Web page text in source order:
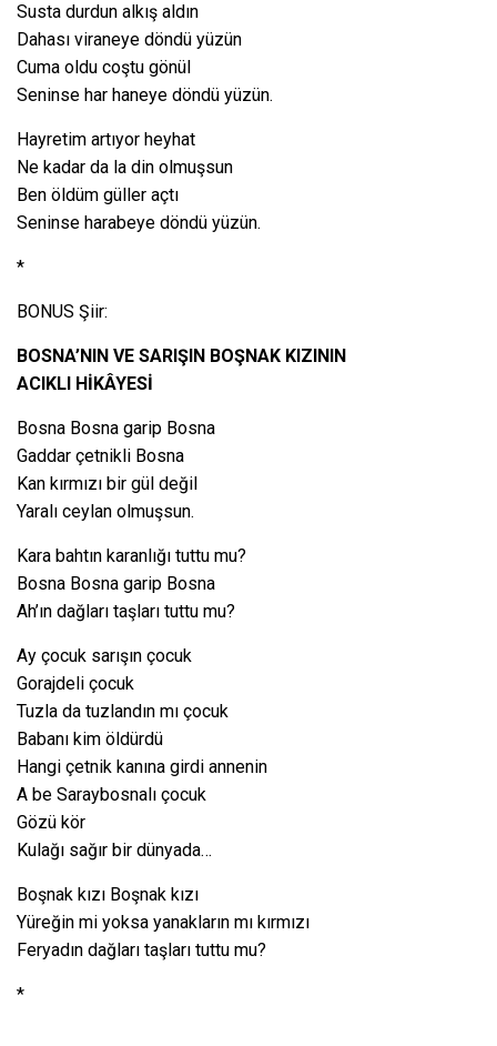
Susta durdun alkış aldın
Dahası viraneye döndü yüzün
Cuma oldu coştu gönül
Seninse har haneye döndü yüzün.
Hayretim artıyor heyhat
Ne kadar da la din olmuşsun
Ben öldüm güller açtı
Seninse harabeye döndü yüzün.
*
BONUS Şiir:
BOSNA’NIN VE SARIŞIN BOŞNAK KIZININ
ACIKLI HİKÂYESİ
Bosna Bosna garip Bosna
Gaddar çetnikli Bosna
Kan kırmızı bir gül değil
Yaralı ceylan olmuşsun.
Kara bahtın karanlığı tuttu mu?
Bosna Bosna garip Bosna
Ah’ın dağları taşları tuttu mu?
Ay çocuk sarışın çocuk
Gorajdeli çocuk
Tuzla da tuzlandın mı çocuk
Babanı kim öldürdü
Hangi çetnik kanına girdi annenin
A be Saraybosnalı çocuk
Gözü kör
Kulağı sağır bir dünyada…
Boşnak kızı Boşnak kızı
Yüreğin mi yoksa yanakların mı kırmızı
Feryadın dağları taşları tuttu mu?
*